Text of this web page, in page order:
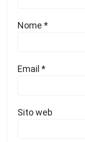
Nome *
Email *
Sito web